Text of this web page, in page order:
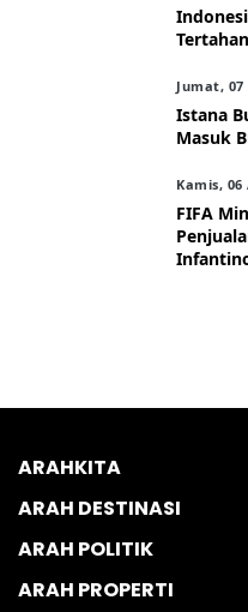
Jumat, 07
Istana
Masuk
Kamis,
FIFA
ARAHKITA
ARAH DESTINASI
ARAH POLITIK
ARAH PROPERTI